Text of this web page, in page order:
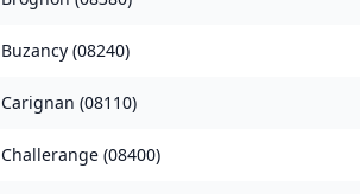
Buzancy (08240)
Carignan (08110)
Challerange (08400)